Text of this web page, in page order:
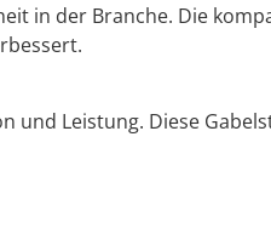
in der Branche. Die
und Leis­tung. Diese